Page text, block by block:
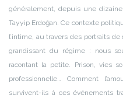
généralement, depuis une
Tayyip Erdoğan. Ce contexte
l’intime, au travers des portraits
grandissant du régime : nous
racontant la petite. Prison, vies
professionnelle… Comment
survivent-ils à ces événements